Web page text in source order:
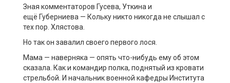
Зная комментаторов Гусева, Уткина и
ещё Губерниева — Кольку никто никогда не слышал с
тех пор. Хлястова.
Но так он завалил своего первого лося.
Мама — наверняка — опять что-нибудь ему об этом
сказала. Как и командир полка, поднятый из кровати
стрельбой. И начальник военной кафедры Института